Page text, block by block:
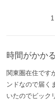
メンズ
キッズ
時間がかかる
関東圏在住です
ンドなので届く
いたのでビック